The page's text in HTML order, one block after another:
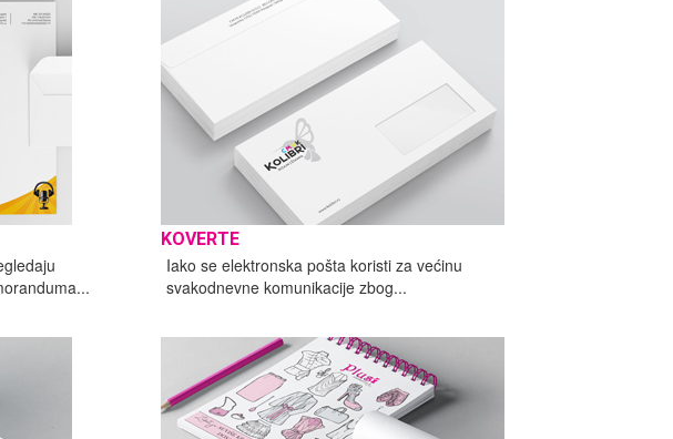
KOVERTE
Iako se elektronska pošta koristi za većinu
svakodnevne komunikacije zbog...